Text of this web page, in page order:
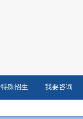
特殊招生 我要咨询